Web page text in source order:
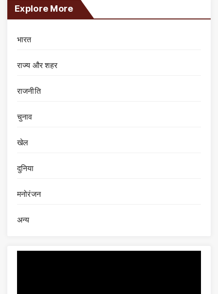
Explore More
भारत
राज्य और शहर
राजनीति
चुनाव
खेल
दुनिया
मनोरंजन
अन्य